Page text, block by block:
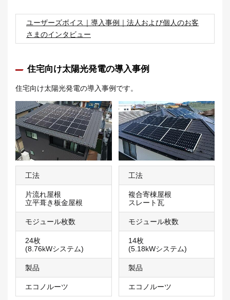
ユーザーズボイス｜導入事例｜法人および個人のお客
さまのインタビュー
住宅向け太陽光発電の導入事例
住宅向け太陽光発電の導入事例です。
工法
片流れ屋根
立平葺き板金屋根
モジュール枚数
24枚
(8.76kWシステム)
製品
エコノルーツ
工法
複合寄棟屋根
スレート瓦
モジュール枚数
14枚
(5.18kWシステム)
製品
エコノルーツ